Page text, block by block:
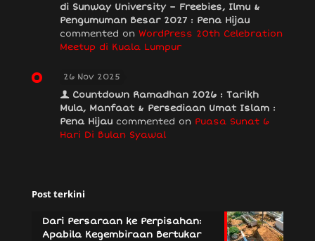
di Sunway University – Freebies, Ilmu &
Pengumuman Besar 2027 : Pena Hijau
commented on WordPress 20th Celebration
Meetup di Kuala Lumpur
26 Nov 2025
Countdown Ramadhan 2026 : Tarikh
Mula, Manfaat & Persediaan Umat Islam :
Pena Hijau commented on Puasa Sunat 6
Hari Di Bulan Syawal
Post terkini
Dari Persaraan ke Perpisahan:
Apabila Kegembiraan Bertukar